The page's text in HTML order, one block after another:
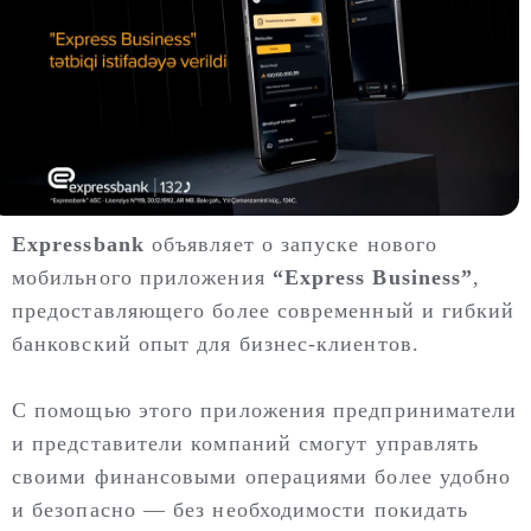
Expressbank объявляет о запуске нового
мобильного приложения “Express Business”,
предоставляющего более современный и гибкий
банковский опыт для бизнес-клиентов.
С помощью этого приложения предприниматели
и представители компаний смогут управлять
своими финансовыми операциями более удобно
и безопасно — без необходимости покидать